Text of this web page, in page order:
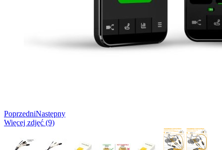
PoprzedniNastępny
Więcej zdjęć (9)